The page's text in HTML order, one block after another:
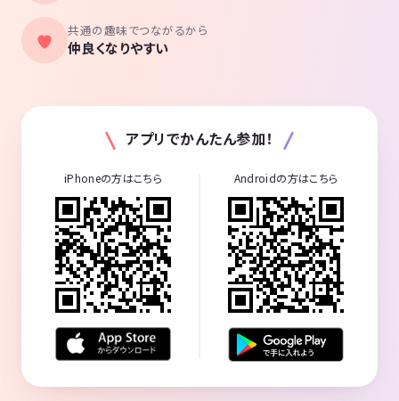
共通の趣味でつながるから
仲良くなりやすい
アプリでかんたん参加！
iPhoneの方はこちら Androidの方はこちら